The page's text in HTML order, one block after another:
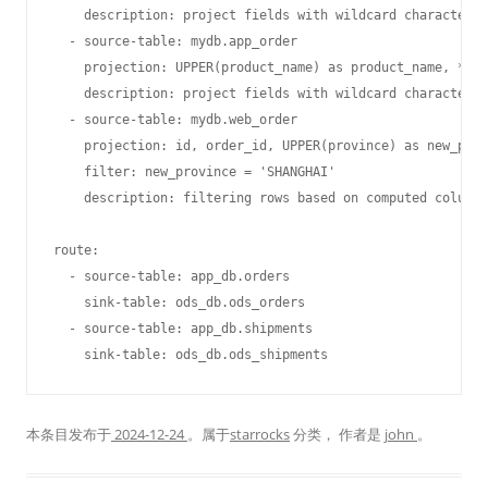
description: project fields with wildcard character
  - source-table: mydb.app_order
    projection: UPPER(product_name) as product_name, *
description: project fields with wildcard character
  - source-table: mydb.web_order
projection: id, order_id, UPPER(province) as
    filter: new_province = 'SHANGHAI'
    description: filtering rows based on computed columns
route:
  - source-table: app_db.orders
    sink-table: ods_db.ods_orders
  - source-table: app_db.shipments
    sink-table: ods_db.ods_shipments
本条目发布于2024-12-24 。属于starrocks分类， 作者是 john 。